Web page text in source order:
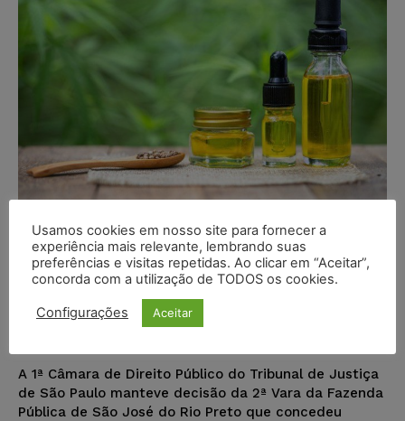
Autoridade sanitária não poderá
impedir que farmácia de
manipulação utilize derivados da
Cannabis
A 1ª Câmara de Direito Público do Tribunal de Justiça
de São Paulo manteve decisão da 2ª Vara da Fazenda
Pública de São José do Rio Preto que concedeu
Usamos cookies em nosso site para fornecer a
experiência mais relevante, lembrando suas
preferências e visitas repetidas. Ao clicar em “Aceitar”,
concorda com a utilização de TODOS os cookies.
Configurações Aceitar